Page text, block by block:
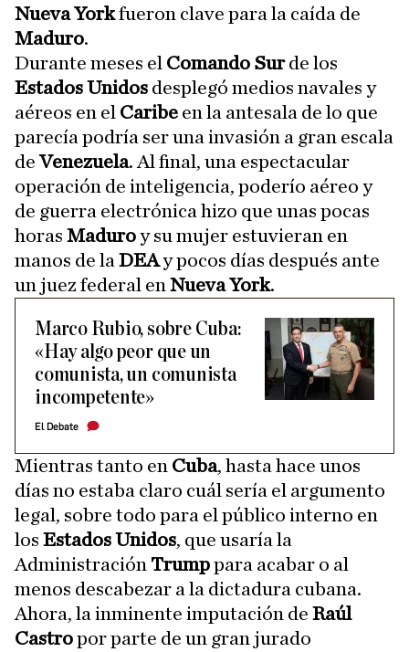
Nueva Yorkfueron clave para la caída de
Maduro.
Durante meses el Comando Surde los
Estados Unidos desplegó medios navales y
aéreos en el Caribe en la antesala de lo que
parecía podría ser una invasión a gran escala
deVenezuela. Al final, una espectacular
operación de inteligencia, poderío aéreo y
de guerra electrónica hizo que unas pocas
horas Maduroy su mujer estuvieran en
manos de la DEAy pocos días después ante
un juez federal en Nueva York.
Marco Rubio, sobre Cuba:
«Hay algo peor que un
comunista, un comunista
incompetente»
El Debate
Mientras tanto en Cuba, hasta hace unos
días no estaba claro cuál sería el argumento
legal, sobre todo para el público interno en
los Estados Unidos, que usaría la
Administración Trumppara acabar o al
menos descabezar a la dictadura cubana.
Ahora, la inminente imputación de Raúl
Castropor parte de un gran jurado